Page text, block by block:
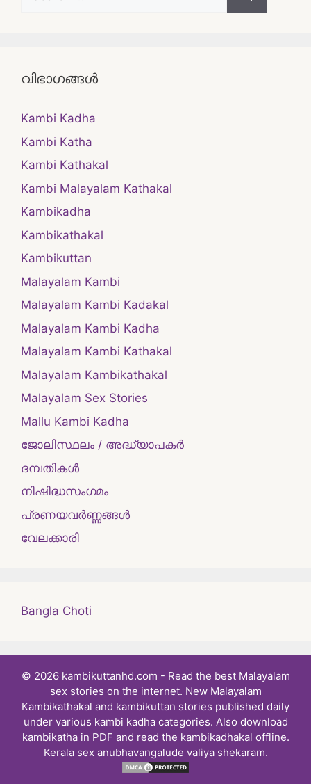
for:
വിഭാഗങ്ങൾ
Kambi Kadha
Kambi Katha
Kambi Kathakal
Kambi Malayalam Kathakal
Kambikadha
Kambikathakal
Kambikuttan
Malayalam Kambi
Malayalam Kambi Kadakal
Malayalam Kambi Kadha
Malayalam Kambi Kathakal
Malayalam Kambikathakal
Malayalam Sex Stories
Mallu Kambi Kadha
ജോലിസ്ഥലം / അദ്ധ്യാപകർ
ദമ്പതികള്‍
നിഷിദ്ധസംഗമം
പ്രണയവർണ്ണങ്ങൾ
വേലക്കാരി
Bangla Choti
© 2026 kambikuttanhd.com - Read the best Malayalam
sex stories on the internet. New Malayalam
Kambikathakal and kambikuttan stories published daily
under various kambi kadha categories. Also download
kambikatha in PDF and read the kambikadhakal offline.
Kerala sex anubhavangalude valiya shekaram.